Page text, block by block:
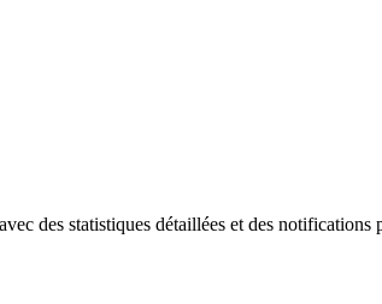
des statistiques détaillées et des notifications